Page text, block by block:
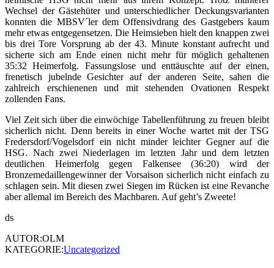
Wechsel der Gästehüter und unterschiedlicher Deckungsvarianten
konnten die MBSV´ler dem Offensivdrang des Gastgebers kaum
mehr etwas entgegensetzen. Die Heimsieben hielt den knappen zwei
bis drei Tore Vorsprung ab der 43. Minute konstant aufrecht und
sicherte sich am Ende einen nicht mehr für möglich gehaltenen
35:32 Heimerfolg. Fassungslose und enttäuschte auf der einen,
frenetisch jubelnde Gesichter auf der anderen Seite, sahen die
zahlreich erschienenen und mit stehenden Ovationen Respekt
zollenden Fans.
Viel Zeit sich über die einwöchige Tabellenführung zu freuen bleibt
sicherlich nicht. Denn bereits in einer Woche wartet mit der TSG
Fredersdorf/Vogelsdorf ein nicht minder leichter Gegner auf die
HSG. Nach zwei Niederlagen im letzten Jahr und dem letzten
deutlichen Heimerfolg gegen Falkensee (36:20) wird der
Bronzemedaillengewinner der Vorsaison sicherlich nicht einfach zu
schlagen sein. Mit diesen zwei Siegen im Rücken ist eine Revanche
aber allemal im Bereich des Machbaren. Auf geht’s Zweete!
ds
AUTOR:OLM
KATEGORIE:Uncategorized